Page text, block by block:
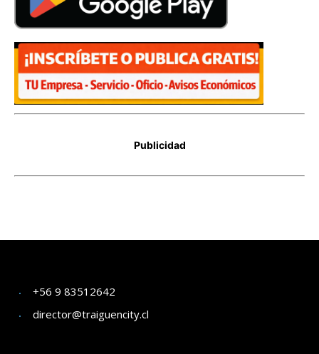
+56 9 83512642
director@traiguencity.cl